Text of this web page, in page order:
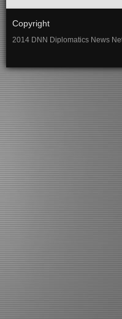
Copyright
2014 DNN Diplomatics News